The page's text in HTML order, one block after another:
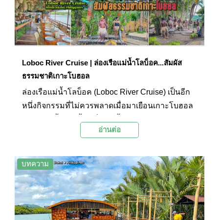
Loboc River Cruise | ล่องเรือแม่น้ำโลบ็อค...สัมผัส
ธรรมชาติเกาะโบฮอล
ล่องเรือแม่น้ำโลบ็อค (Loboc River Cruise) เป็นอีก
หนึ่งกิจกรรมที่ไม่ควรพลาดเมื่อมาเยือนเกาะโบฮอล
หรือจังหวัดโบฮอล การล่องเรือไปตามแม่น้ำจะทำให้
คนบนเกาะนี้
อ่านต่อ
บทความ